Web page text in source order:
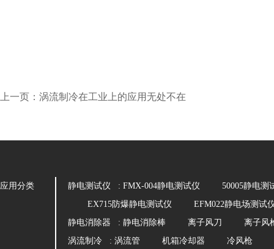
上一页：涡流制冷在工业上的应用无处不在
应用分类 静电测试仪 : FMX-004静电测试仪
50005静电测
EX715防爆静电测试仪
EFM022静电场测试
静电消除器 : 静电消除棒 离子风刀
离子风
涡流制冷 : 涡流管 机箱冷却器
冷风枪